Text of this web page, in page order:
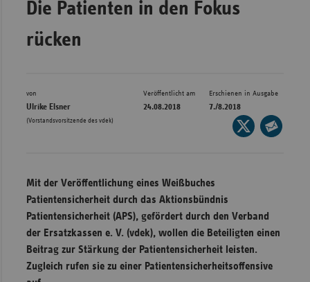
Hessen
Die Patienten in den Fokus
rücken
von
Ulrike Elsner
(Vorstandsvorsitzende des vdek)
Veröffentlicht am
24.08.2018
Erschienen in Ausgabe
7./8.2018
Seite
auf
Mit der Veröffentlichung eines Weißbuches
Patientensicherheit durch das Aktionsbündnis
Patientensicherheit (APS), gefördert durch den Verband
der Ersatzkassen e. V. (vdek), wollen die Beteiligten einen
Beitrag zur Stärkung der Patientensicherheit leisten.
Zugleich rufen sie zu einer Patientensicherheitsoffensive